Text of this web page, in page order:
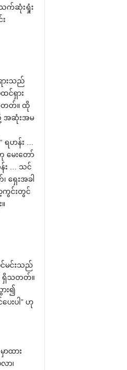
သက်ဆုံးရှုံး
ားသည်
င်ရှား
တတ်။ ထို
အဆုံးအမ
ရဟန်း …
ေးတော်
း … သင်
ေးအခါ
ကွင်းတွင်
င်မင်းသည်
ရှိသတတ်။
း၍
းပါ” ဟု
ထား
ာ၊